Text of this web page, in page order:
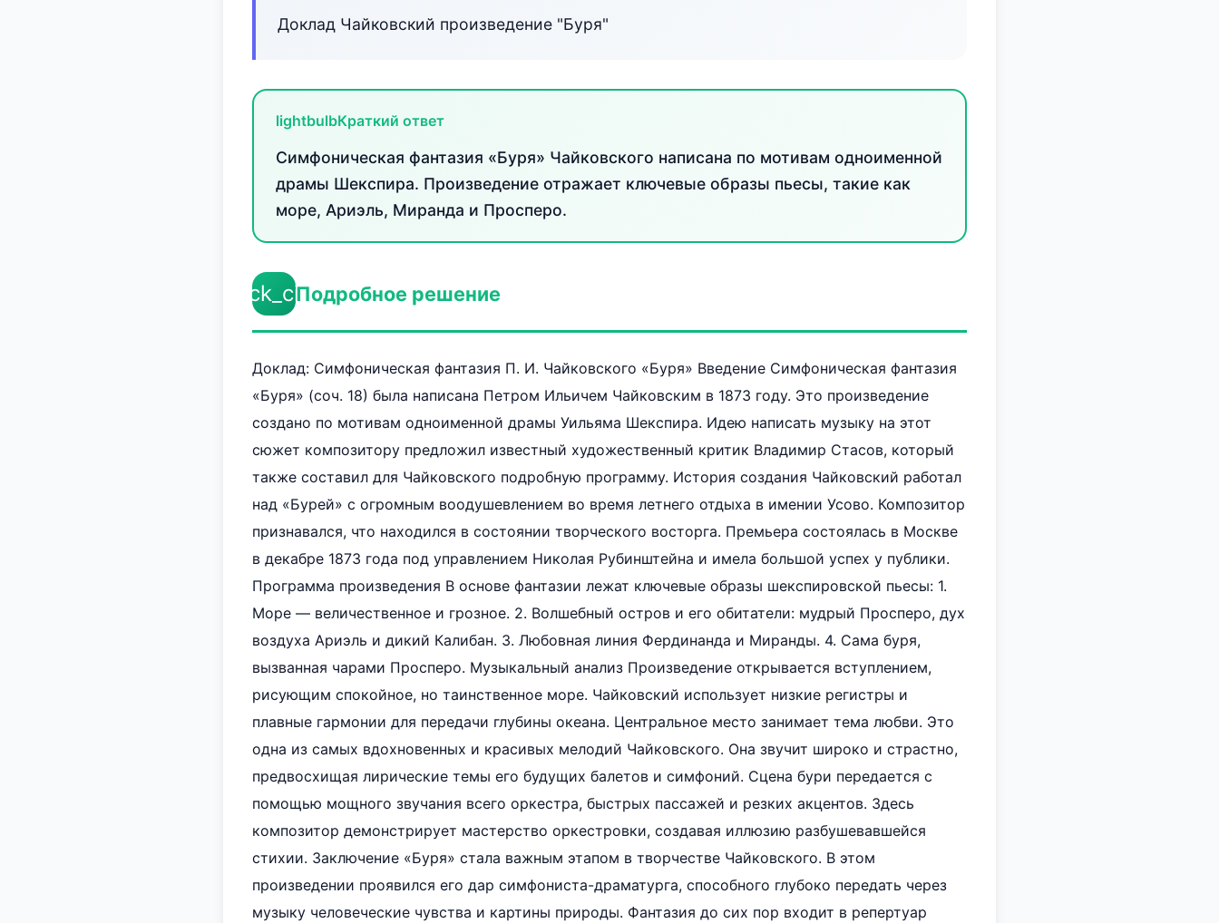
Доклад Чайковский произведение "Буря"
lightbulbКраткий ответ
Симфоническая фантазия «Буря» Чайковского написана по мотивам одноименной
драмы Шекспира. Произведение отражает ключевые образы пьесы, такие как
море, Ариэль, Миранда и Просперо.
check_circleПодробное решение
Доклад: Симфоническая фантазия П. И. Чайковского «Буря» Введение Симфоническая фантазия
«Буря» (соч. 18) была написана Петром Ильичем Чайковским в 1873 году. Это произведение
создано по мотивам одноименной драмы Уильяма Шекспира. Идею написать музыку на этот
сюжет композитору предложил известный художественный критик Владимир Стасов, который
также составил для Чайковского подробную программу. История создания Чайковский работал
над «Бурей» с огромным воодушевлением во время летнего отдыха в имении Усово. Композитор
признавался, что находился в состоянии творческого восторга. Премьера состоялась в Москве
в декабре 1873 года под управлением Николая Рубинштейна и имела большой успех у публики.
Программа произведения В основе фантазии лежат ключевые образы шекспировской пьесы: 1.
Море — величественное и грозное. 2. Волшебный остров и его обитатели: мудрый Просперо, дух
воздуха Ариэль и дикий Калибан. 3. Любовная линия Фердинанда и Миранды. 4. Сама буря,
вызванная чарами Просперо. Музыкальный анализ Произведение открывается вступлением,
рисующим спокойное, но таинственное море. Чайковский использует низкие регистры и
плавные гармонии для передачи глубины океана. Центральное место занимает тема любви. Это
одна из самых вдохновенных и красивых мелодий Чайковского. Она звучит широко и страстно,
предвосхищая лирические темы его будущих балетов и симфоний. Сцена бури передается с
помощью мощного звучания всего оркестра, быстрых пассажей и резких акцентов. Здесь
композитор демонстрирует мастерство оркестровки, создавая иллюзию разбушевавшейся
стихии. Заключение «Буря» стала важным этапом в творчестве Чайковского. В этом
произведении проявился его дар симфониста-драматурга, способного глубоко передать через
музыку человеческие чувства и картины природы. Фантазия до сих пор входит в репертуар